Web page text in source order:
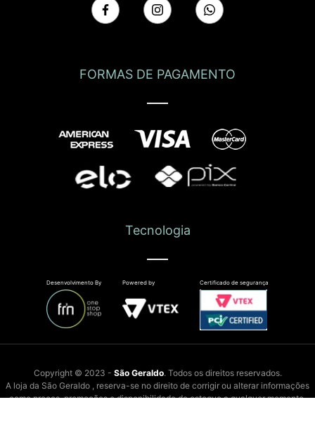
FORMAS DE PAGAMENTO
Tecnologia
Desenvolvimento By Powered by Certificado de segurança
Copyright © 2023 - São Geraldo. Todos os direitos reservados.
A loja da São Geraldo , reserva-se no direito de corrigir ou alterar informações
como preços, promoções e disponibilidade de estoque a qualquer momento.